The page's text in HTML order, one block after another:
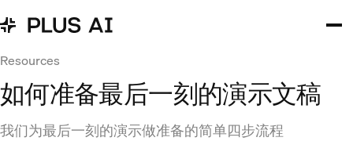
Resources
如何准备最后一刻的演示文稿
我们为最后一刻的演示做准备的简单四步流程